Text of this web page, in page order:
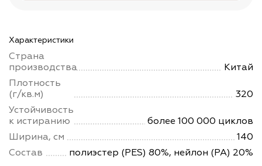
Характеристики
Страна
производства
Китай
Плотность
(г/кв.м)
320
Устойчивость
к истиранию
более 100 000 циклов
Ширина, см
140
Состав
полиэстер (PES) 80%, нейлон (PA) 20%